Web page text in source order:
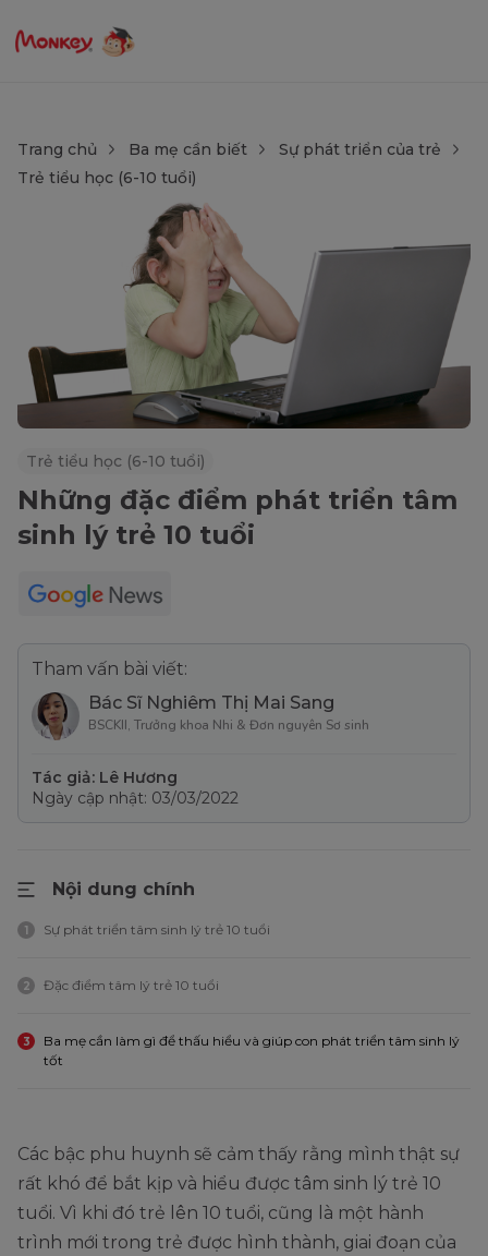
Trang chủ Ba mẹ cần biết
Sự phát triển của trẻ
Trẻ tiểu học (6-10 tuổi)
Trẻ tiểu học (6-10 tuổi)
Những đặc điểm phát triển tâm
sinh lý trẻ 10 tuổi
Tham vấn bài viết:
Bác Sĩ Nghiêm Thị Mai Sang
BSCKII, Trưởng khoa Nhi & Đơn nguyên Sơ sinh
Tác giả: Lê Hương
Ngày cập nhật: 03/03/2022
Nội dung chính
1 Sự phát triển tâm sinh lý trẻ 10 tuổi
2 Đặc điểm tâm lý trẻ 10 tuổi
3
Ba mẹ cần làm gì để thấu hiểu và giúp con phát triển tâm sinh lý
tốt
Các bậc phu huynh sẽ cảm thấy rằng mình thật sự
rất khó để bắt kịp và hiểu được tâm sinh lý trẻ 10
tuổi. Vì khi đó trẻ lên 10 tuổi, cũng là một hành
trình mới trong trẻ được hình thành, giai đoạn của